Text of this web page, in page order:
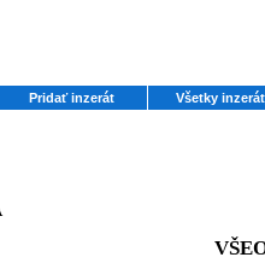
Pridať inzerát Všetky